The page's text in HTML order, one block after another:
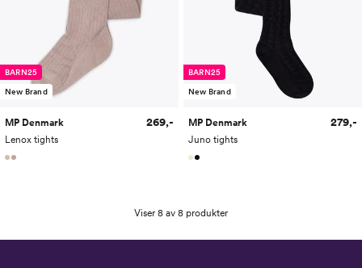
BARN25
New Brand
MP Denmark
Lenox tights
269,-
BARN25
New Brand
MP Denmark
Juno tights
279,-
Viser 8 av 8 produkter